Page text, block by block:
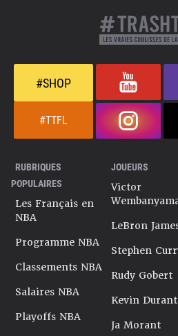
#SHOP
#TTFL
RUBRIQUES
POPULAIRES
Les Français en
NBA
Programme NBA
Classements NBA
Salaires NBA
Playoffs NBA
JOUEURS
Victor
LeBron
Stephen
Rudy Gobert
Kevin Durant
Ja Morant